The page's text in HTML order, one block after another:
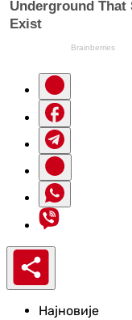
Најновије